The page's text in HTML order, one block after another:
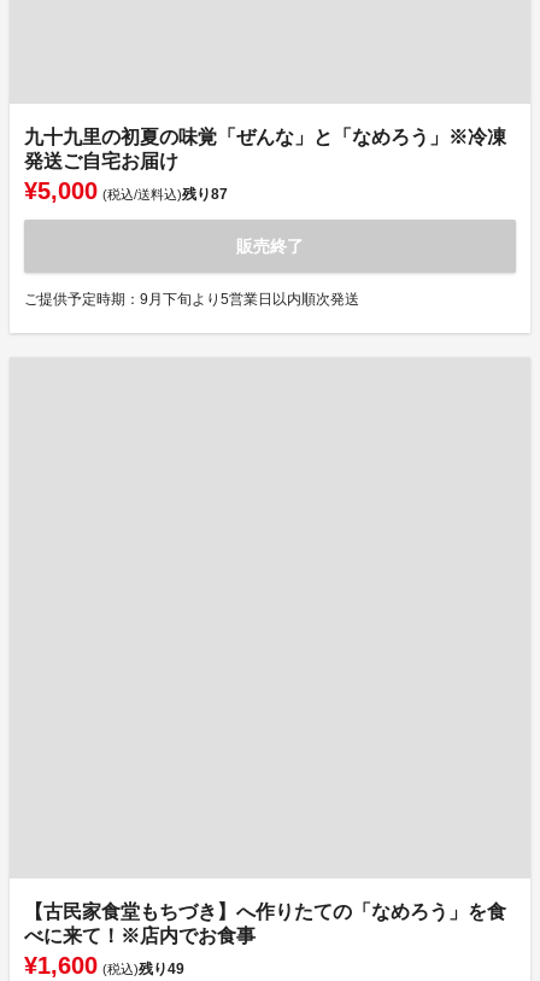
九十九里の初夏の味覚「ぜんな」と「なめろう」※冷凍
発送ご自宅お届け
¥5,000 (税込/送料込)残り87
販売終了
ご提供予定時期：9月下旬より5営業日以内順次発送
【古民家食堂もちづき】へ作りたての「なめろう」を食
べに来て！※店内でお食事
¥1,600 (税込)残り49